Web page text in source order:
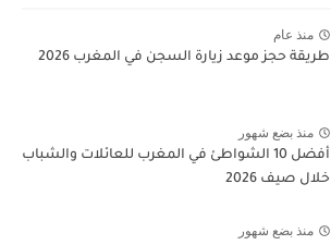
منذ عام
طريقة حجز موعد زيارة السجن في المغرب 2026
منذ بضع شهور
أفضل 10 الشواطئ في المغرب للعائلات والشباب
خلال صيف 2026
منذ بضع شهور